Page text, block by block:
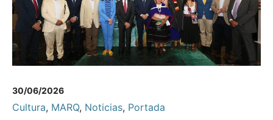
30/06/2026
Cultura, MARQ, Noticias, Portada